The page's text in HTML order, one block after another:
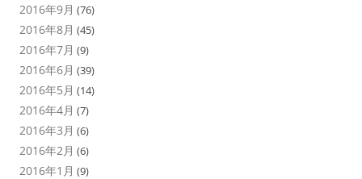
2016年9月 (76)
2016年8月 (45)
2016年7月 (9)
2016年6月 (39)
2016年5月 (14)
2016年4月 (7)
2016年3月 (6)
2016年2月 (6)
2016年1月 (9)